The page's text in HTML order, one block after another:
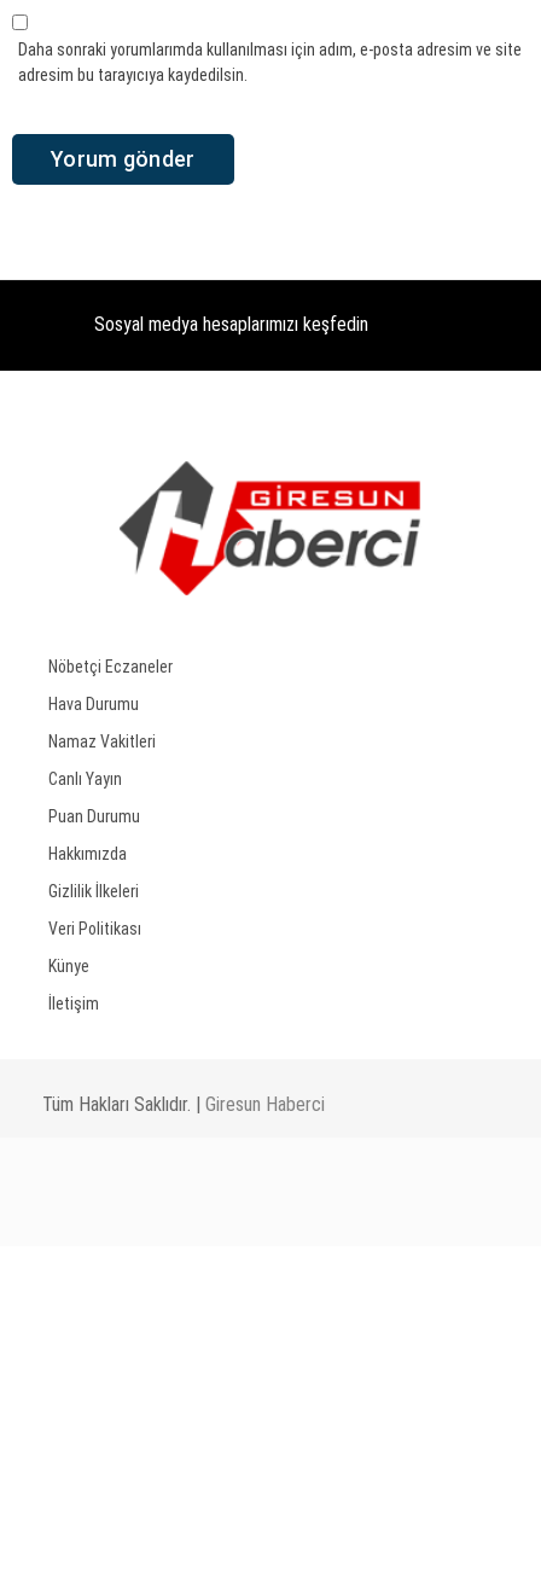
Daha sonraki yorumlarımda kullanılması için adım, e-posta adresim ve site
adresim bu tarayıcıya kaydedilsin.
Sosyal medya hesaplarımızı keşfedin
Nöbetçi Eczaneler
Hava Durumu
Namaz Vakitleri
Canlı Yayın
Puan Durumu
Hakkımızda
Gizlilik İlkeleri
Veri Politikası
Künye
İletişim
Tüm Hakları Saklıdır. | Giresun Haberci